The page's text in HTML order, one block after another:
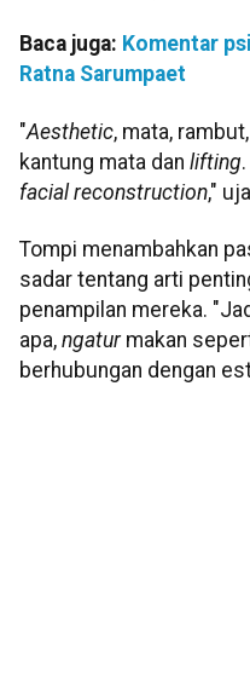
Baca juga: Komentar
Ratna Sarumpaet
"Aesthetic, mata,
kantung mata dan lifting
facial reconstruction,"
Tompi menambahkan
sadar tentang arti
penampilan mereka.
apa, ngatur makan
berhubungan dengan